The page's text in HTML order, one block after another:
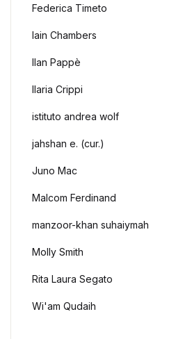
Federica Timeto
Iain Chambers
Ilan Pappè
Ilaria Crippi
istituto andrea wolf
jahshan e. (cur.)
Juno Mac
Malcom Ferdinand
manzoor-khan suhaiymah
Molly Smith
Rita Laura Segato
Wi'am Qudaih